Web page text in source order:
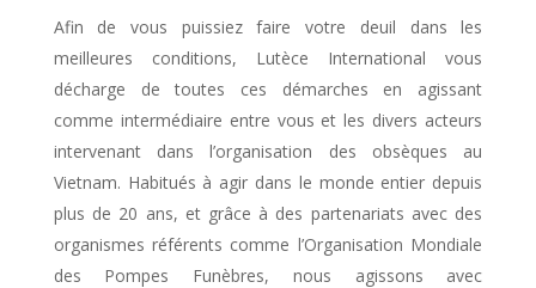
Afin de vous puissiez faire votre deuil dans les
meilleures conditions, Lutèce International vous
décharge de toutes ces démarches en agissant
comme intermédiaire entre vous et les divers acteurs
intervenant dans l’organisation des obsèques au
Vietnam. Habitués à agir dans le monde entier depuis
plus de 20 ans, et grâce à des partenariats avec des
organismes référents comme l’Organisation Mondiale
des Pompes Funèbres, nous agissons avec